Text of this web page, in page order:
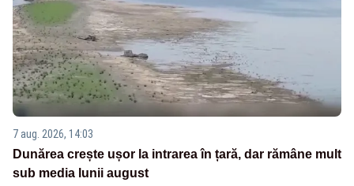
7 aug. 2026, 14:03
Dunărea crește ușor la intrarea în țară, dar rămâne mult
sub media lunii august